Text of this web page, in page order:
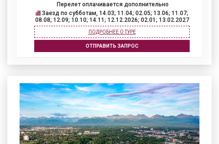
Перелет оплачивается дополнительно
Заезд по субботам, 14.03; 11.04; 02.05; 13.06; 11.07;
08.08; 12.09; 10.10; 14.11; 12.12.2026; 02.01; 13.02.2027
ПОДРОБНЕЕ О ТУРЕ
ОТПРАВИТЬ ЗАПРОС